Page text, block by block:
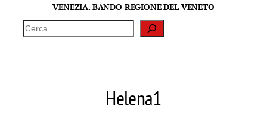
VENEZIA. BANDO REGIONE DEL VENETO
Cerca
Helena1